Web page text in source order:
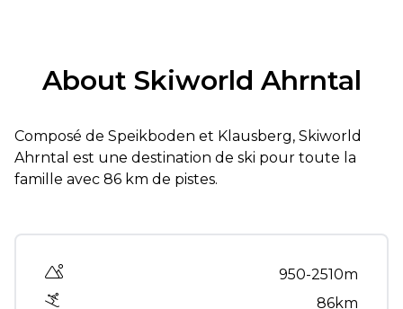
About Skiworld Ahrntal
Composé de Speikboden et Klausberg, Skiworld
Ahrntal est une destination de ski pour toute la
famille avec 86 km de pistes.
Altitude range
950-2510m
86km